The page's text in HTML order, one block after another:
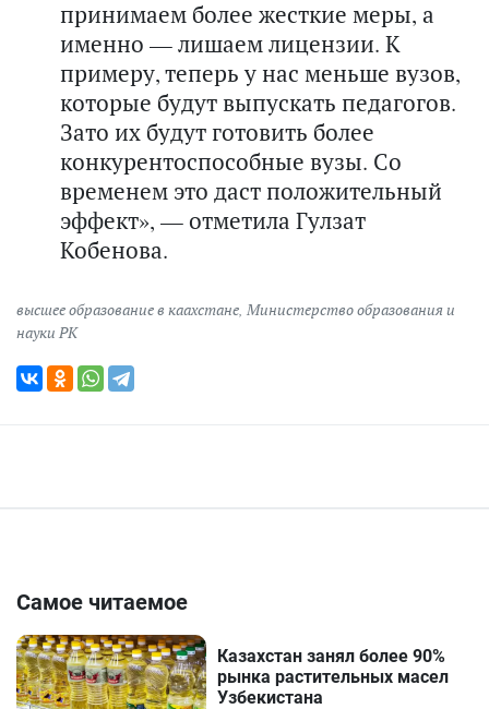
принимаем более жесткие меры, а
именно — лишаем лицензии. К
примеру, теперь у нас меньше вузов,
которые будут выпускать педагогов.
Зато их будут готовить более
конкурентоспособные вузы. Со
временем это даст положительный
эффект», — отметила Гулзат
Кобенова.
высшее образование в каахстане Министерство образования и
науки РК
Самое читаемое
Казахстан занял более 90%
рынка растительных масел
Узбекистана